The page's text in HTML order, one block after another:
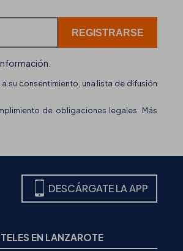
WhatsApp como nuevo
al cliente
su consentimiento, una lista de difusión
de obligaciones legales. Más
DESCÁRGATE LA APP
EN LANZAROTE